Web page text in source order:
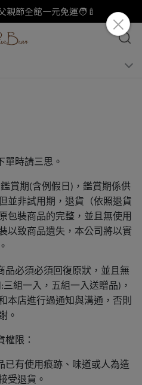
親節全館一元免運🧑‍🍼
單時請三思。
賞期(含例假日 ) ，鑑賞期係供
並非試用期，退貨（依照退貨
包裝商品的完整，並且無使用
以致商品遺失， 本公司將以實
品必須必須回復原狀，並且無
:三組一入，五組一入送贈品) ，
本店進行過通知與溝通，否則
。
權限：
已有使用痕跡、味道或人為造
受退貨。